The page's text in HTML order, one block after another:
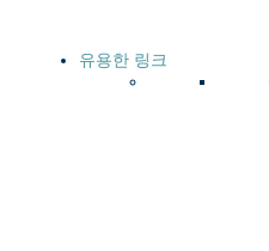
유용한 링크